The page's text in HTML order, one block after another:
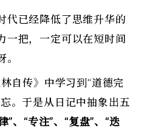
代已经降低了思维升华的
一把，一定可以在短时间
自传》中学习到“道德完
。于是从日记中抽象出五
”、“专注”、“复盘”、“迭